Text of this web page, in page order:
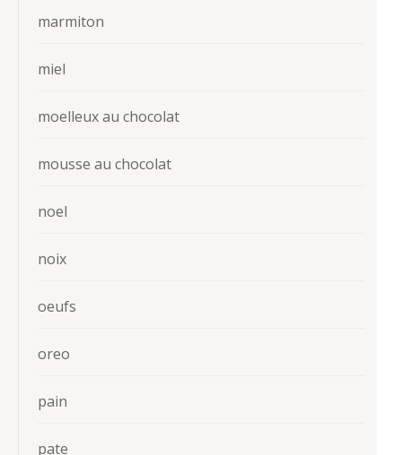
marmiton
miel
moelleux au chocolat
mousse au chocolat
noel
noix
oeufs
oreo
pain
pate